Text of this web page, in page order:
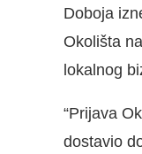
Doboja
Okolišta
lokalnog
“Prijava
dostavio